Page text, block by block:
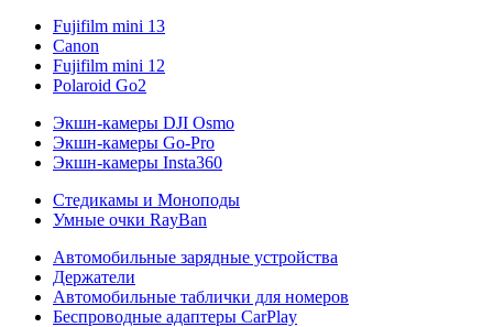
Fujifilm mini 13
Canon
Fujifilm mini 12
Polaroid Go2
Экшн-камеры DJI Osmo
Экшн-камеры Go-Pro
Экшн-камеры Insta360
Стедикамы и Моноподы
Умные очки RayBan
Автомобильные зарядные устройства
Держатели
Автомобильные таблички для номеров
Беспроводные адаптеры CarPlay